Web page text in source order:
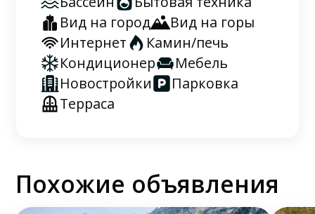
Вид на город
Вид на горы
Интернет
Камин/печь
Кондиционер
Мебель
Новостройки
Парковка
Терраса
Похожие объявления